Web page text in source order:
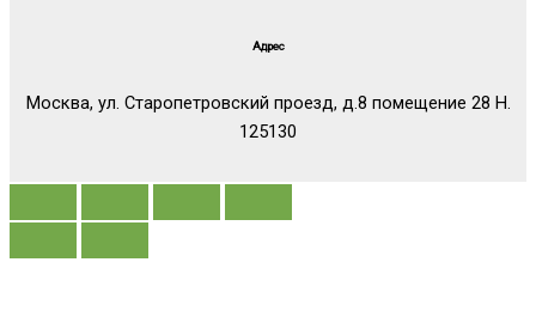
Адрес
Москва, ул. Старопетровский проезд, д.8 помещение 28 Н.
125130